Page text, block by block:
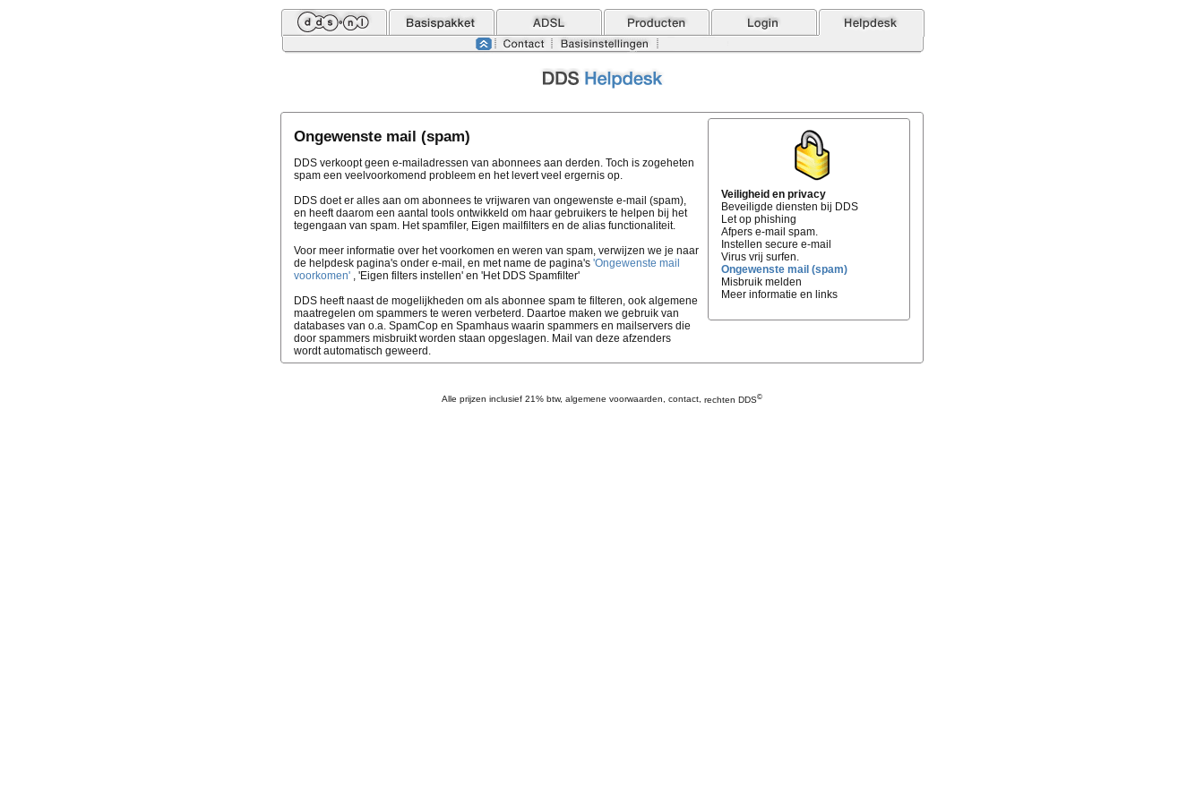
Veiligheid en privacy
Beveiligde diensten bij DDS
Let op phishing
Afpers e-mail spam.
Instellen secure e-mail
Virus vrij surfen.
Ongewenste mail (spam)
Misbruik melden
Meer informatie en links
Ongewenste mail (spam)
DDS verkoopt geen e-mailadressen van abonnees aan derden. Toch is zogeheten
spam een veelvoorkomend probleem en het levert veel ergernis op.
DDS doet er alles aan om abonnees te vrijwaren van ongewenste e-mail (spam),
en heeft daarom een aantal tools ontwikkeld om haar gebruikers te helpen bij het
tegengaan van spam. Het spamfiler, Eigen mailfilters en de alias functionaliteit.
Voor meer informatie over het voorkomen en weren van spam, verwijzen we je naar
de helpdesk pagina's onder e-mail, en met name de pagina's 'Ongewenste mail
voorkomen' , 'Eigen filters instellen' en 'Het DDS Spamfilter'
DDS heeft naast de mogelijkheden om als abonnee spam te filteren, ook algemene
maatregelen om spammers te weren verbeterd. Daartoe maken we gebruik van
databases van o.a. SpamCop en Spamhaus waarin spammers en mailservers die
door spammers misbruikt worden staan opgeslagen. Mail van deze afzenders
wordt automatisch geweerd.
Alle prijzen inclusief 21% btw, algemene voorwaarden, contact, rechten DDS©